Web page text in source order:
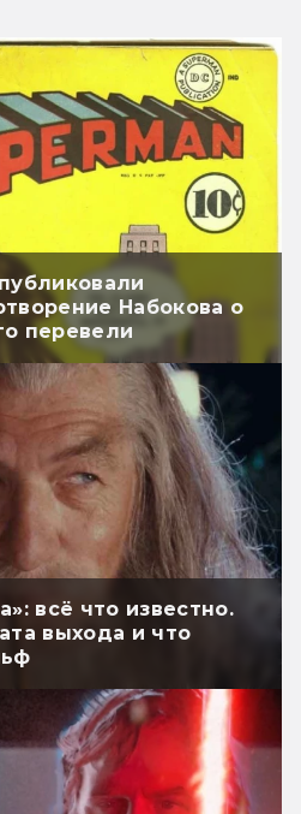
Набокова о
перевели
всё что известно.
выхода и что